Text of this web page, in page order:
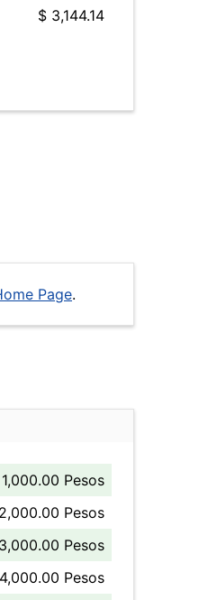
$ 3,144.14
Page.
Pesos
Pesos
Pesos
Pesos